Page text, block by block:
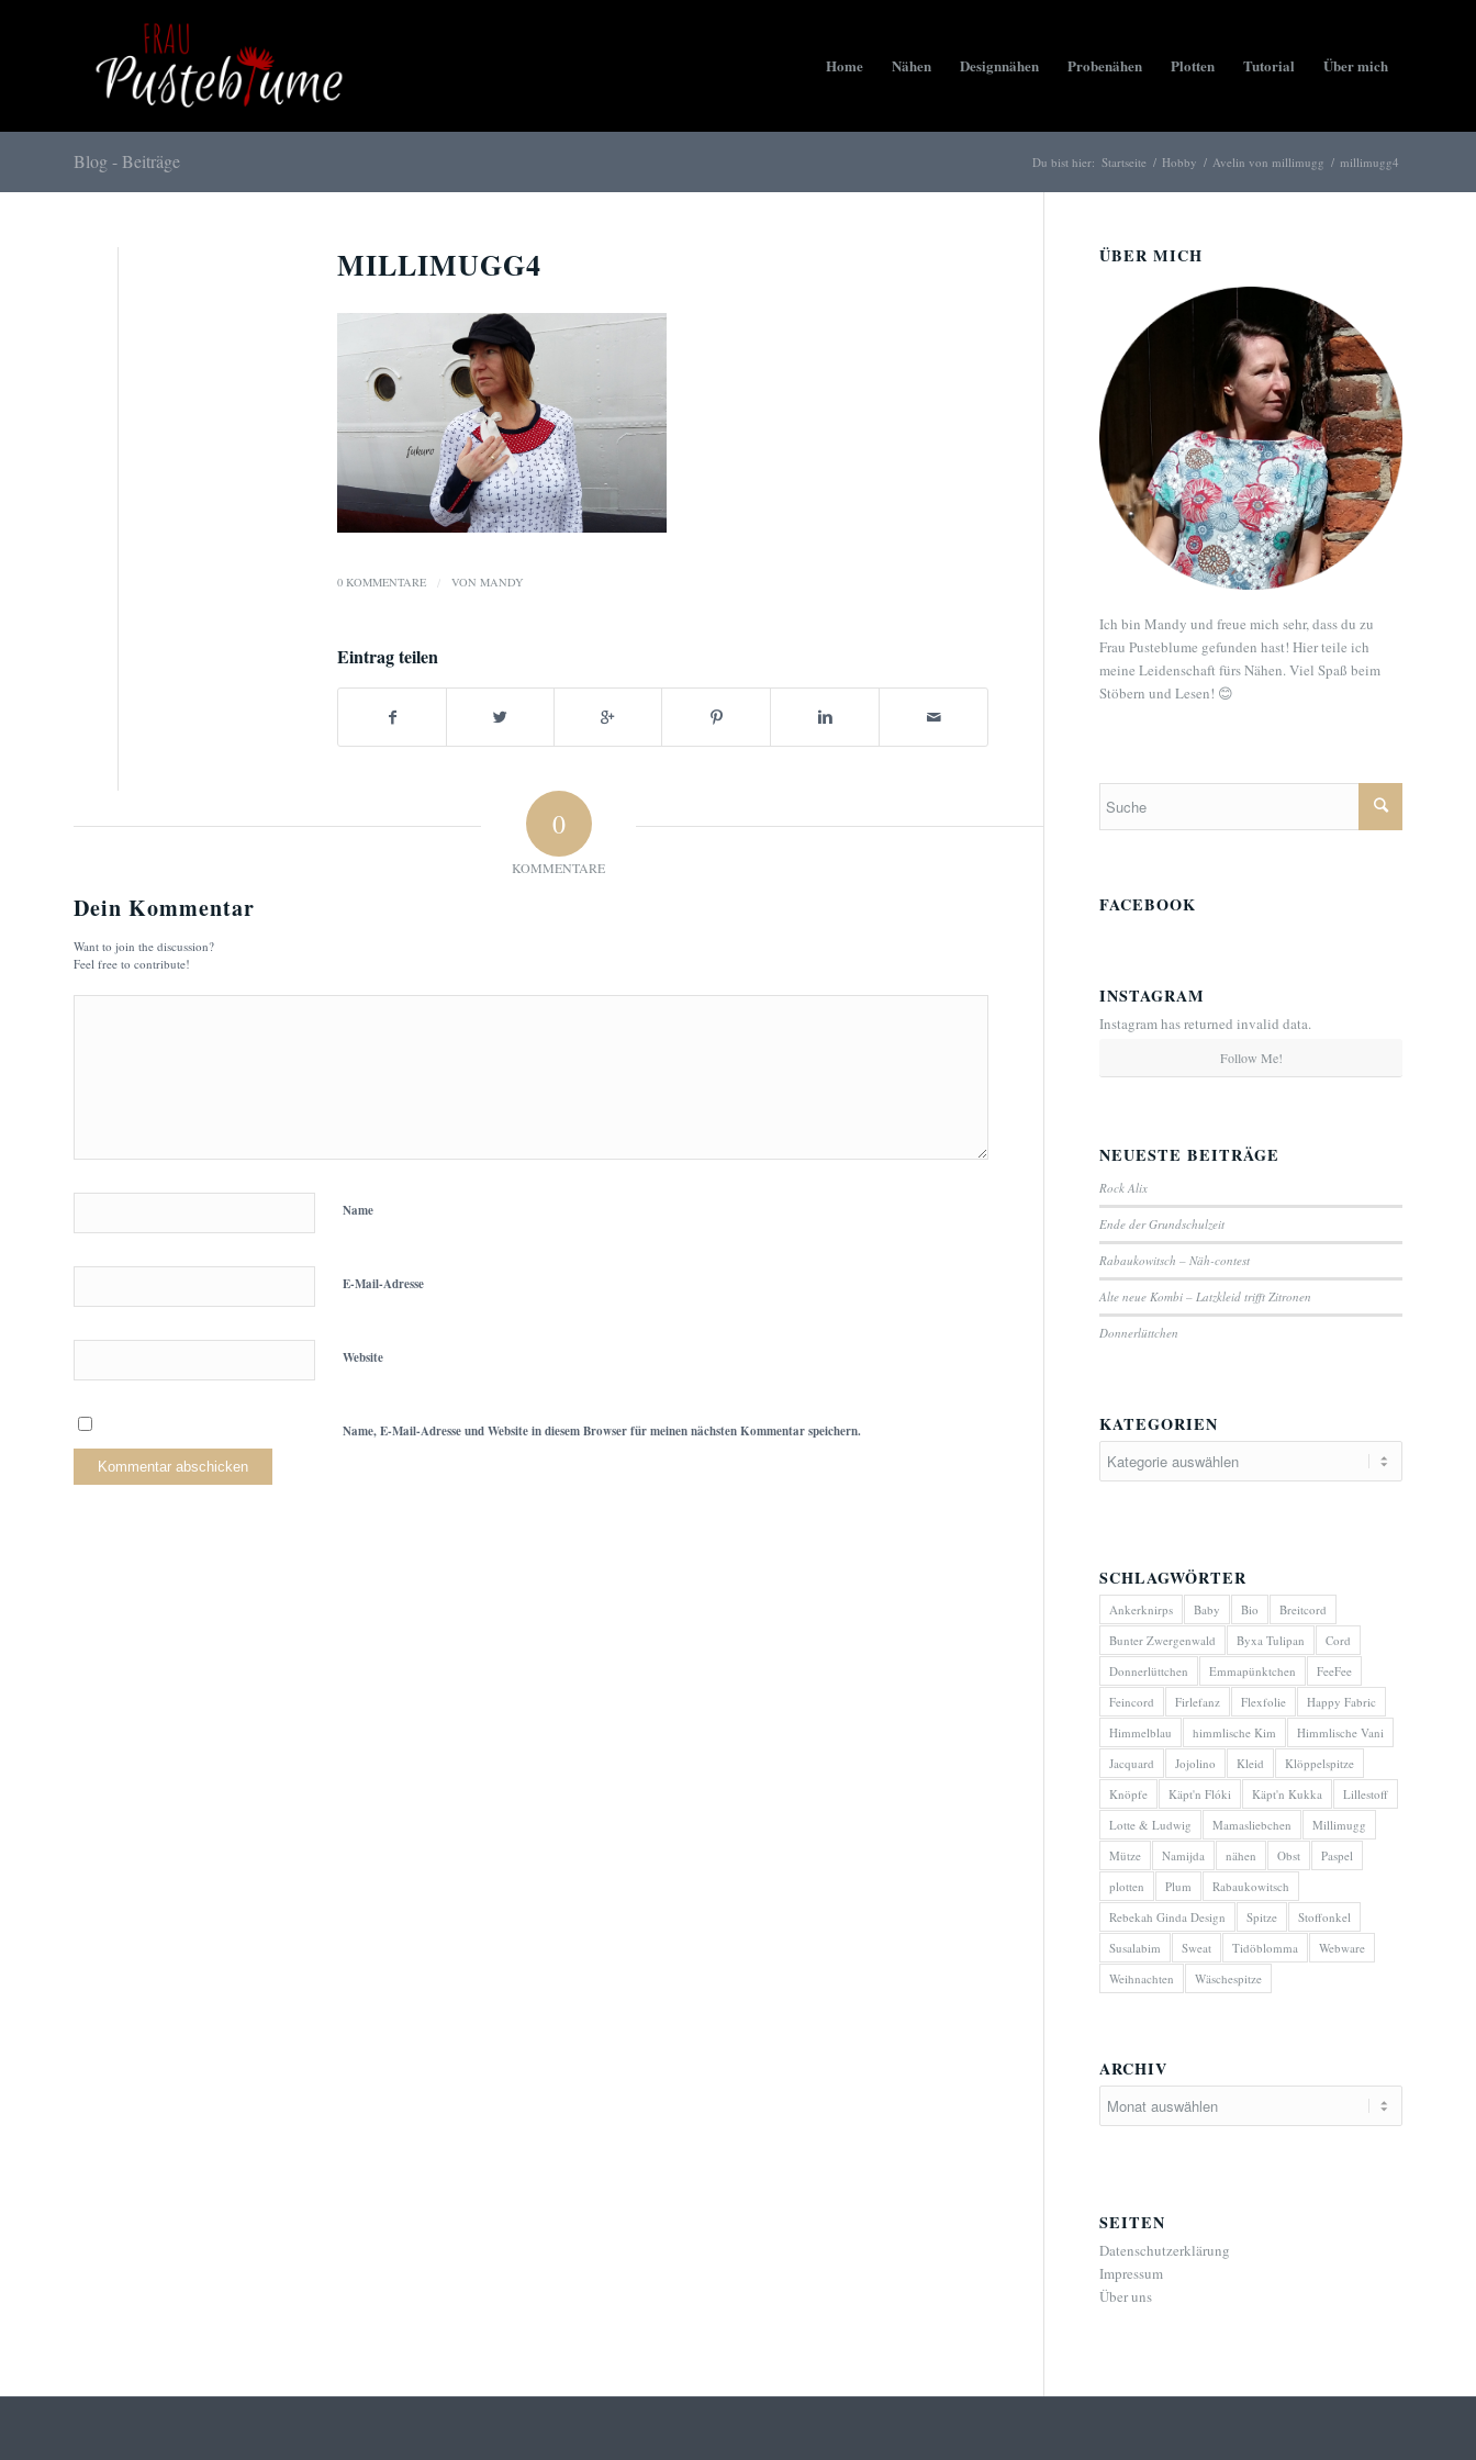
Home Nähen Designnähen Probenähen Plotten Tutorial Über mich
Blog - Beiträge Du bist hier: Startseite / Hobby / Avelin von millimugg / millimugg4
MILLIMUGG4
0 KOMMENTARE / VON MANDY
Eintrag teilen
0
KOMMENTARE
Dein Kommentar
Want to join the discussion?
Feel free to contribute!
Name
E-Mail-Adresse
Website
Name, E-Mail-Adresse und Website in diesem Browser für meinen nächsten Kommentar speichern.
ÜBER MICH
Ich bin Mandy und freue mich sehr, dass du zu
Frau Pusteblume gefunden hast! Hier teile ich
meine Leidenschaft fürs Nähen. Viel Spaß beim
Stöbern und Lesen! 😊
FACEBOOK
INSTAGRAM
Instagram has returned invalid data.
Follow Me!
NEUESTE BEITRÄGE
Rock Alix
Ende der Grundschulzeit
Rabaukowitsch – Näh-contest
Alte neue Kombi – Latzkleid trifft Zitronen
Donnerlüttchen
KATEGORIEN
SCHLAGWÖRTER
Ankerknirps Baby Bio
Breitcord
Bunter Zwergenwald
Byxa Tulipan
Cord
Donnerlüttchen
Emmapünktchen
FeeFee
Feincord
Firlefanz Flexfolie
Happy Fabric
Himmelblau
himmlische Kim
Himmlische Vani
Jacquard
Jojolino Kleid
Klöppelspitze
Knöpfe
Käpt'n Flóki Käpt'n Kukka
Lillestoff
Lotte & Ludwig
Mamasliebchen
Millimugg
Mütze
Namijda nähen Obst
Paspel
plotten
Plum
Rabaukowitsch
Rebekah Ginda Design
Spitze
Stoffonkel
Susalabim
Sweat Tidöblomma
Webware
Weihnachten
Wäschespitze
ARCHIV
SEITEN
Datenschutzerklärung
Impressum
Über uns